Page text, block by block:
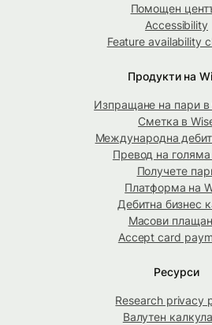
Помощен
Accessibility
Feature availability
Продукти на
Изпращане на пари
Сметка в
Международна
Превод на
Получете
Платформа на
Дебитна бизнес
Масови
Accept card
Ресурси
Research privacy
Валутен